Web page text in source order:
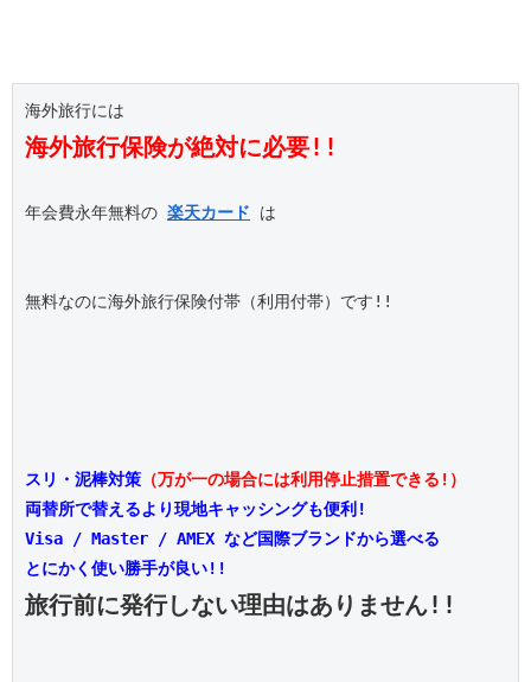
海外旅行保険が絶対に必要!!
年会費永年無料の 楽天カード は
無料なのに海外旅行保険付帯（利用付帯）です!!
スリ・泥棒対策 （万が一の場合には利用停止措置できる!）
両替所で替えるより現地キャッシングも便利!
Visa / Master / AMEX など国際ブランドから選べる
とにかく使い勝手が良い!!
旅行前に発行しない理由はありません!!